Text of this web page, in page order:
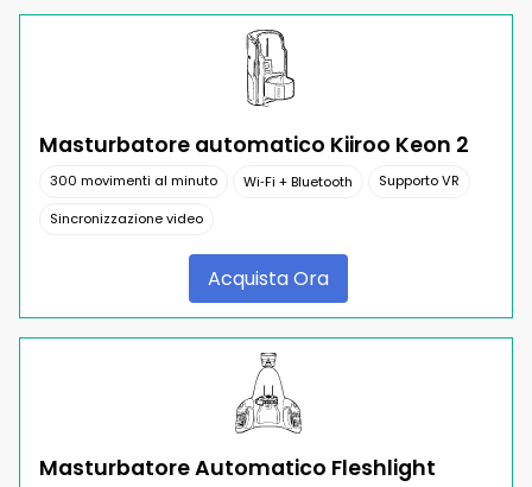
Masturbatore automatico Kiiroo Keon 2
300 movimenti al minuto Wi‑Fi + Bluetooth Supporto VR
Sincronizzazione video
Acquista Ora
Masturbatore Automatico Fleshlight